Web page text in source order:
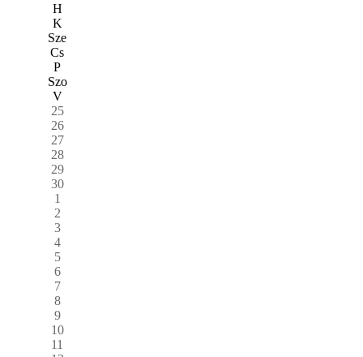
H
K
Sze
Cs
P
Szo
V
25
26
27
28
29
30
1
2
3
4
5
6
7
8
9
10
11